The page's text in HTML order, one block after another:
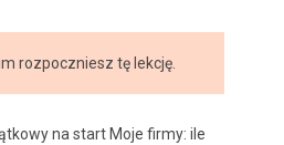
rozpoczniesz tę lekcję.
na start Moje firmy: ile